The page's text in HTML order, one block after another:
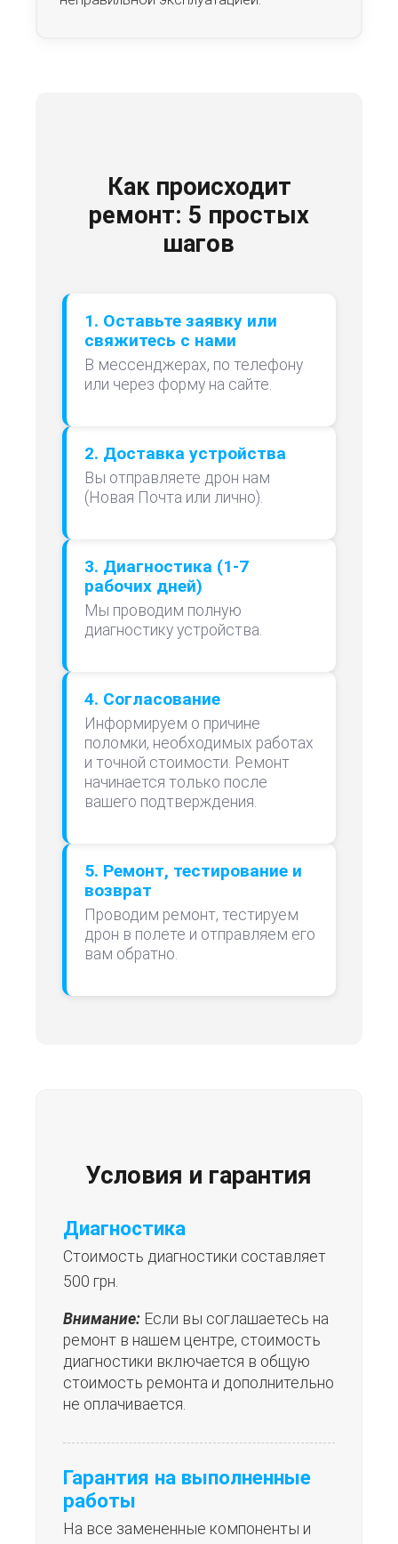
Как происходит
ремонт: 5 простых
шагов
5. Ремонт, тестирование и
возврат
Проводим ремонт, тестируем
дрон в полете и отправляем его
вам обратно.
4. Согласование
Информируем о причине
поломки, необходимых работах
и точной стоимости. Ремонт
начинается только после
вашего подтверждения.
3. Диагностика (1-7
рабочих дней)
Мы проводим полную
диагностику устройства.
2. Доставка устройства
Вы отправляете дрон нам
(Новая Почта или лично).
1. Оставьте заявку или
свяжитесь с нами
В мессенджерах, по телефону
или через форму на сайте.
Условия и гарантия
Диагностика
Стоимость диагностики составляет
500 грн.
Внимание: Если вы соглашаетесь на
ремонт в нашем центре, стоимость
диагностики включается в общую
стоимость ремонта и дополнительно
не оплачивается.
Гарантия на выполненные
работы
На все замененные компоненты и